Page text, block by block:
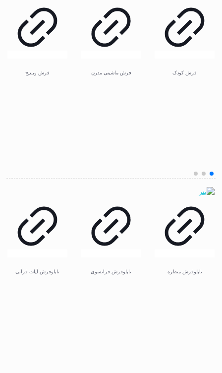
فرش کودک فرش ماشینی مدرن فرش وینتیج
تابلوفرش منظره تابلوفرش فرانسوی تابلوفرش آیات قرآنی